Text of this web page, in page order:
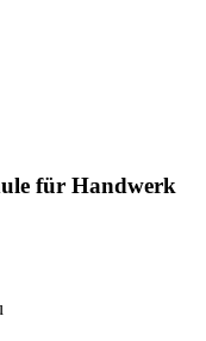
für Handwerk